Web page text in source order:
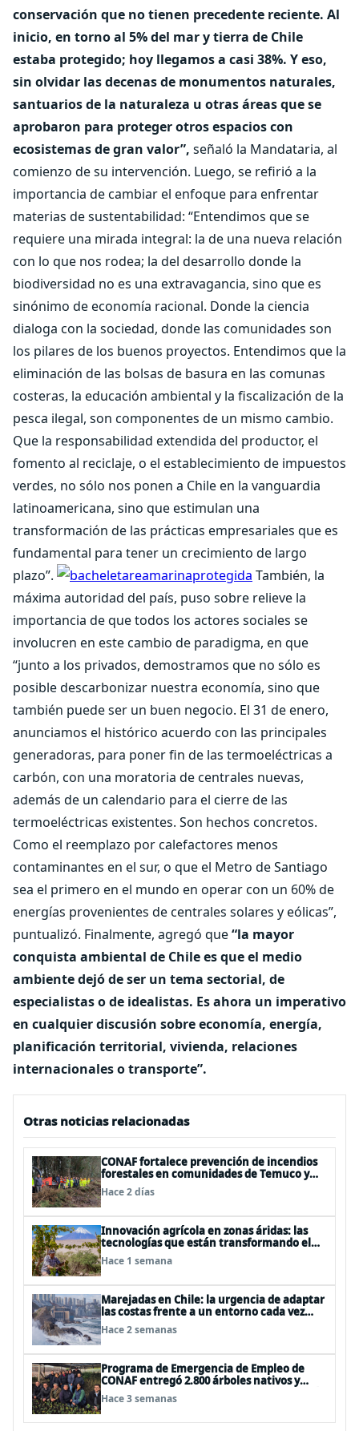
conservación que no tienen precedente reciente. Al
inicio, en torno al 5% del mar y tierra de Chile
estaba protegido; hoy llegamos a casi 38%. Y eso,
sin olvidar las decenas de monumentos naturales,
santuarios de la naturaleza u otras áreas que se
aprobaron para proteger otros espacios con
ecosistemas de gran valor”, señaló la Mandataria, al
comienzo de su intervención. Luego, se refirió a la
importancia de cambiar el enfoque para enfrentar
materias de sustentabilidad: “Entendimos que se
requiere una mirada integral: la de una nueva relación
con lo que nos rodea; la del desarrollo donde la
biodiversidad no es una extravagancia, sino que es
sinónimo de economía racional. Donde la ciencia
dialoga con la sociedad, donde las comunidades son
los pilares de los buenos proyectos. Entendimos que la
eliminación de las bolsas de basura en las comunas
costeras, la educación ambiental y la fiscalización de la
pesca ilegal, son componentes de un mismo cambio.
Que la responsabilidad extendida del productor, el
fomento al reciclaje, o el establecimiento de impuestos
verdes, no sólo nos ponen a Chile en la vanguardia
latinoamericana, sino que estimulan una
transformación de las prácticas empresariales que es
fundamental para tener un crecimiento de largo
plazo”.
También, la
máxima autoridad del país, puso sobre relieve la
importancia de que todos los actores sociales se
involucren en este cambio de paradigma, en que
“junto a los privados, demostramos que no sólo es
posible descarbonizar nuestra economía, sino que
también puede ser un buen negocio. El 31 de enero,
anunciamos el histórico acuerdo con las principales
generadoras, para poner fin de las termoeléctricas a
carbón, con una moratoria de centrales nuevas,
además de un calendario para el cierre de las
termoeléctricas existentes. Son hechos concretos.
Como el reemplazo por calefactores menos
contaminantes en el sur, o que el Metro de Santiago
sea el primero en el mundo en operar con un 60% de
energías provenientes de centrales solares y eólicas”,
puntualizó. Finalmente, agregó que“la mayor
conquista ambiental de Chile es que el medio
ambiente dejó de ser un tema sectorial, de
especialistas o de idealistas. Es ahora un imperativo
en cualquier discusión sobre economía, energía,
planificación territorial, vivienda, relaciones
internacionales o transporte”.
Otras noticias relacionadas
CONAF fortalece prevención de incendios
forestales en comunidades de Temuco y
Galvarino
Hace 2 días
Innovación agrícola en zonas áridas: las
tecnologías que están transformando el
desierto de Atacama
Hace 1 semana
Marejadas en Chile: la urgencia de adaptar
las costas frente a un entorno cada vez
más desafiante
Hace 2 semanas
Programa de Emergencia de Empleo de
CONAF entregó 2.800 árboles nativos y
ornamentales a siete comunas de la región
de O’Higgins
Hace 3 semanas